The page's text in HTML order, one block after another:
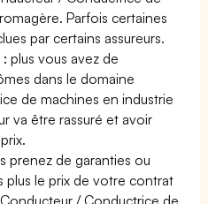
Parfois certaines
par certains assureurs.
:plus vous avez de
dans le domaine
de machines en industrie
va être rassuré et avoir
prenez de garanties ou
plus le prix de votre contrat
/ Conductrice de